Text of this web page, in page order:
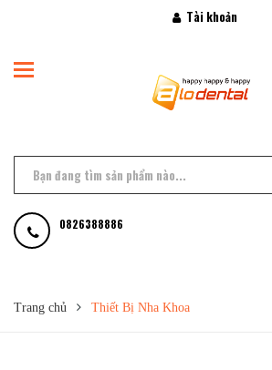
Tài khoản
0826388886
Trang chủ Thiết Bị Nha Khoa